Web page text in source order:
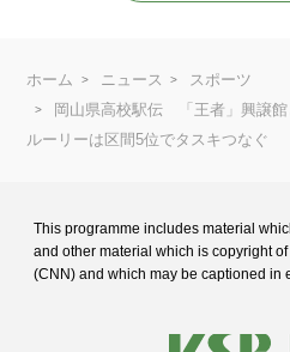
ホーム ニュース
スポーツ
岡山県高校駅伝 「王者」興譲
ルーリーは区間5位でタスキつなぐ
This programme includes material
and other material which is copyright
(CNN) and which may be captioned in